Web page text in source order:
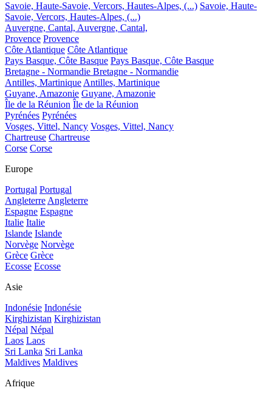
Savoie, Haute-Savoie, Vercors, Hautes-Alpes, (...) Savoie, Haute-
Savoie, Vercors, Hautes-Alpes, (...)
Auvergne, Cantal, Auvergne, Cantal,
Provence Provence
Côte Atlantique Côte Atlantique
Pays Basque, Côte Basque Pays Basque, Côte Basque
Bretagne - Normandie Bretagne - Normandie
Antilles, MartiniqueAntilles, Martinique
Guyane, Amazonie Guyane, Amazonie
Île de la Réunion Île de la Réunion
Pyrénées Pyrénées
Vosges, Vittel, Nancy Vosges, Vittel, Nancy
Chartreuse Chartreuse
Corse Corse
Europe
Portugal Portugal
AngleterreAngleterre
Espagne Espagne
Italie Italie
Islande Islande
Norvège Norvège
Grèce Grèce
Ecosse Ecosse
Asie
Indonésie Indonésie
Kirghizistan Kirghizistan
Népal Népal
Laos Laos
Sri Lanka Sri Lanka
Maldives Maldives
Afrique